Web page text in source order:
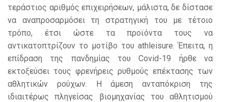
τεράστιος αριθμός επιχειρήσεων, μάλιστα, δε δίστασε
να αναπροσαρμόσει τη στρατηγική του με τέτοιο
τρόπο, έτσι ώστε τα προϊόντα τους να
αντικατοπτρίζουν το μοτίβο του athleisure. Έπειτα, η
επίδραση της πανδημίας του Covid-19 ήρθε να
εκτοξεύσει τους φρενήρεις ρυθμούς επέκτασης των
αθλητικών ρούχων. Η άμεση ανταπόκριση της
ιδιαιτέρως πληγείσας βιομηχανίας του αθλητισμού